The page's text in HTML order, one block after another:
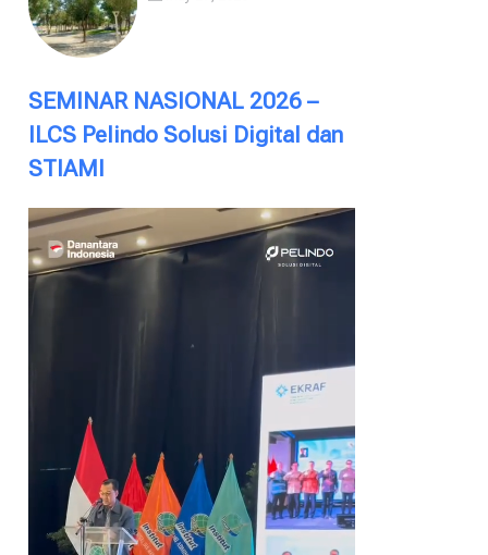
SEMINAR NASIONAL 2026 –
ILCS Pelindo Solusi Digital dan
STIAMI